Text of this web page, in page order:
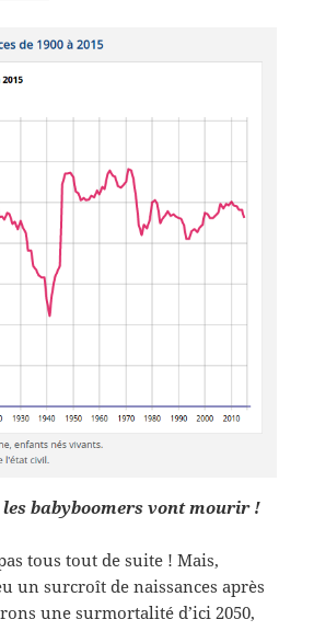
les babyboomers vont mourir !
tous tout de suite ! Mais,
un surcroît de naissances après
une surmortalité d’ici 2050,